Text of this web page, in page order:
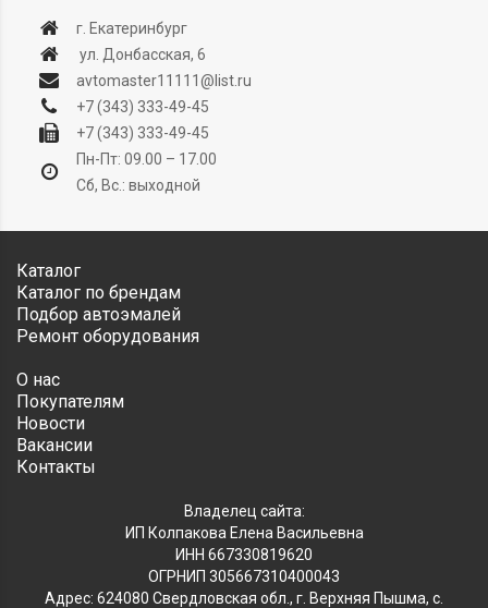
г. Екатеринбург
ул. Донбасская, 6
avtomaster11111@list.ru
+7 (343) 333-49-45
+7 (343) 333-49-45
Пн-Пт: 09.00 – 17.00
Сб, Вс.: выходной
Каталог
Каталог по брендам
Подбор автоэмалей
Ремонт оборудования
О нас
Покупателям
Новости
Вакансии
Контакты
Владелец сайта:
ИП Колпакова Елена Васильевна
ИНН 667330819620
ОГРНИП 305667310400043
Адрес: 624080 Свердловская обл., г. Верхняя Пышма, с.